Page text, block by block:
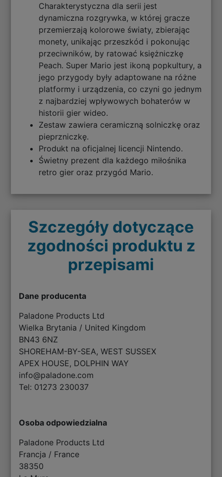
Charakterystyczna dla serii jest
dynamiczna rozgrywka, w której gracze
przemierzają kolorowe światy, zbierając
monety, unikając przeszkód i pokonując
przeciwników, by ratować księżniczkę
Peach. Super Mario jest ikoną popkultury, a
jego przygody były adaptowane na różne
platformy i urządzenia, co czyni go jednym
z najbardziej wpływowych bohaterów w
historii gier wideo.
Zestaw zawiera ceramiczną solniczkę oraz
pieprzniczkę.
Produkt na oficjalnej licencji Nintendo.
Świetny prezent dla każdego miłośnika
retro gier oraz przygód Mario.
Szczegóły dotyczące
zgodności produktu z
przepisami
Dane producenta
Paladone Products Ltd
Wielka Brytania / United Kingdom
BN43 6NZ
SHOREHAM-BY-SEA, WEST SUSSEX
APEX HOUSE, DOLPHIN WAY
info@paladone.com
Tel: 01273 230037
Osoba odpowiedzialna
Paladone Products Ltd
Francja / France
38350